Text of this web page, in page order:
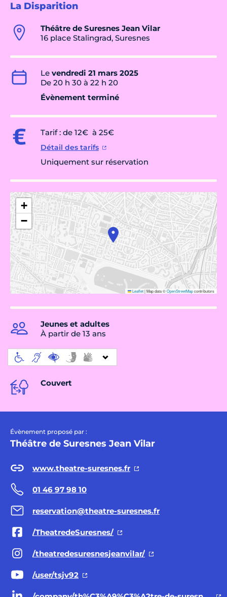
La Disparition
Théâtre de Suresnes Jean Vilar
16 place Stalingrad, Suresnes
Le vendredi 21 mars 2025
De 20 h 30 à 22 h 20
Évènement terminé
Tarif : de 12€ à 25€
Détail des tarifs
Uniquement sur réservation
+
−
Leaflet|Map data ©OpenStreetMapcontributors
Jeunes et adultes
À partir de 13 ans
Couvert
Évènement proposé par :
Théâtre de Suresnes Jean Vilar
www.theatre-suresnes.fr
01 46 97 98 10
reservation@theatre-suresnes.fr
/TheatredeSuresnes/
/theatredesuresnesjeanvilar/
/user/tsjv92